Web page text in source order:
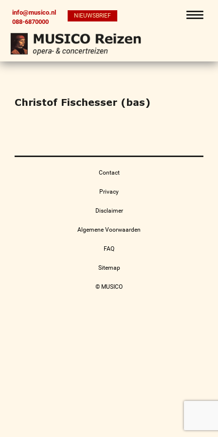
info@musico.nl
088-6870000
NIEUWSBRIEF
Christof Fischesser (bas)
Contact
Privacy
Disclaimer
Algemene Voorwaarden
FAQ
Sitemap
© MUSICO